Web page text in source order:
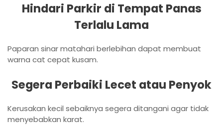
Hindari Parkir di Tempat Panas
Terlalu Lama
Paparan sinar matahari berlebihan dapat membuat
warna cat cepat kusam.
Segera Perbaiki Lecet atau Penyok
Kerusakan kecil sebaiknya segera ditangani agar tidak
menyebabkan karat.